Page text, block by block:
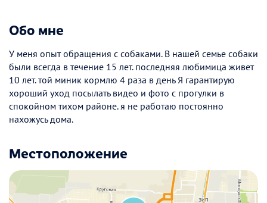
Обо мне
У меня опыт обращения с собаками. В нашей семье собаки
были всегда в течение 15 лет. последняя любимица живет
10 лет. той миник кормлю 4 раза в день Я гарантирую
хороший уход посылать видео и фото с прогулки в
спокойном тихом районе. я не работаю постоянно
нахожусь дома.
Местоположение